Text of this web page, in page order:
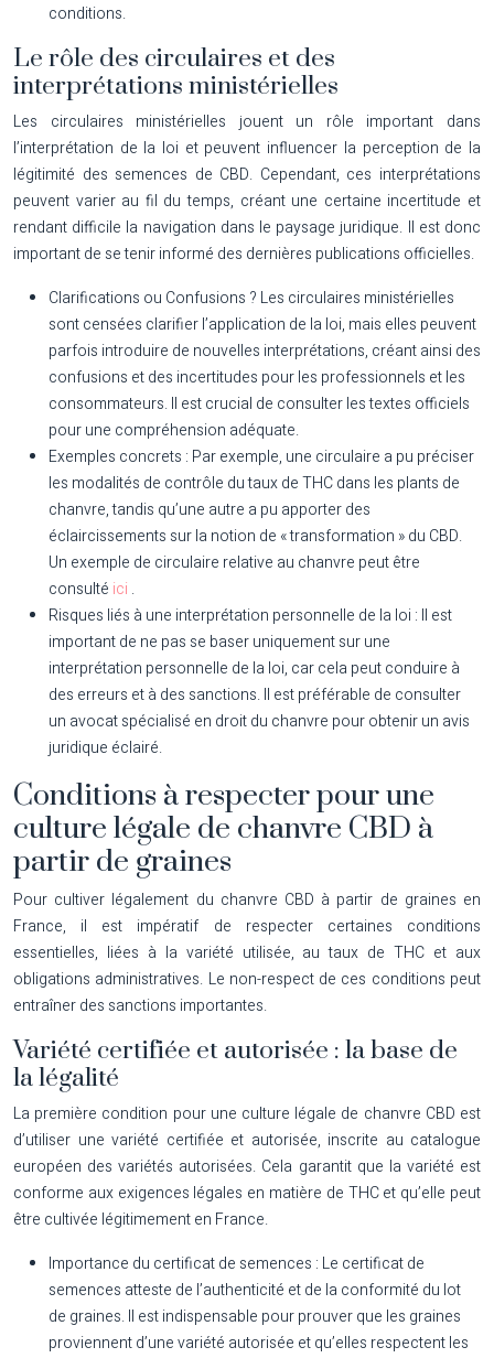
conditions.
Le rôle des circulaires et des
interprétations ministérielles
Les circulaires ministérielles jouent un rôle important dans
l’interprétation de la loi et peuvent influencer la perception de la
légitimité des semences de CBD. Cependant, ces interprétations
peuvent varier au fil du temps, créant une certaine incertitude et
rendant difficile la navigation dans le paysage juridique. Il est donc
important de se tenir informé des dernières publications officielles.
Clarifications ou Confusions ? Les circulaires ministérielles
sont censées clarifier l’application de la loi, mais elles peuvent
parfois introduire de nouvelles interprétations, créant ainsi des
confusions et des incertitudes pour les professionnels et les
consommateurs. Il est crucial de consulter les textes officiels
pour une compréhension adéquate.
Exemples concrets : Par exemple, une circulaire a pu préciser
les modalités de contrôle du taux de THC dans les plants de
chanvre, tandis qu’une autre a pu apporter des
éclaircissements sur la notion de « transformation » du CBD.
Un exemple de circulaire relative au chanvre peut être
consulté ici .
Risques liés à une interprétation personnelle de la loi : Il est
important de ne pas se baser uniquement sur une
interprétation personnelle de la loi, car cela peut conduire à
des erreurs et à des sanctions. Il est préférable de consulter
un avocat spécialisé en droit du chanvre pour obtenir un avis
juridique éclairé.
Conditions à respecter pour une
culture légale de chanvre CBD à
partir de graines
Pour cultiver légalement du chanvre CBD à partir de graines en
France, il est impératif de respecter certaines conditions
essentielles, liées à la variété utilisée, au taux de THC et aux
obligations administratives. Le non-respect de ces conditions peut
entraîner des sanctions importantes.
Variété certifiée et autorisée : la base de
la légalité
La première condition pour une culture légale de chanvre CBD est
d’utiliser une variété certifiée et autorisée, inscrite au catalogue
européen des variétés autorisées. Cela garantit que la variété est
conforme aux exigences légales en matière de THC et qu’elle peut
être cultivée légitimement en France.
Importance du certificat de semences : Le certificat de
semences atteste de l’authenticité et de la conformité du lot
de graines. Il est indispensable pour prouver que les graines
proviennent d’une variété autorisée et qu’elles respectent les